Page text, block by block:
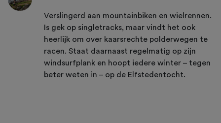
Verslingerd aan mountainbiken en wielrennen.
Is gek op singletracks, maar vindt het ook
heerlijk om over kaarsrechte polderwegen te
racen. Staat daarnaast regelmatig op zijn
windsurfplank en hoopt iedere winter – tegen
beter weten in – op de Elfstedentocht.